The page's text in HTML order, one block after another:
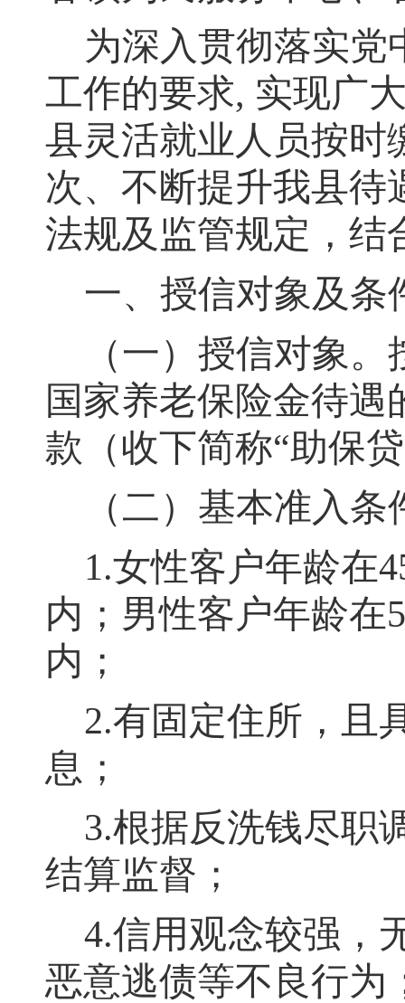
为深入贯彻落实党
工作的要求, 实现广
县灵活就业人员按时
次、不断提升我县待
法规及监管规定 ， 结
一、授信对象及条
（一） 授信对象 。
国家养老保险金待
款（收下简称“助保
（二）基本准入条
1.女性客户年龄在
内 ； 男性客户年龄在
内；
2.有固定住所 ，
且
息 ；
3.根据反洗钱尽职
结算监督；
4.信用观念较强 ，
恶意逃债等不良行为